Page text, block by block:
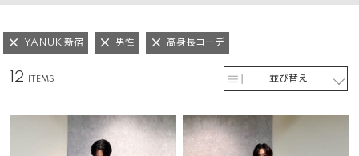
YANUK 新宿 男性 高身長コーデ
並び替え
12